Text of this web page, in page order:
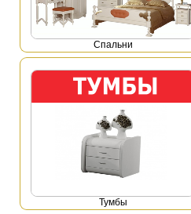
Спальни
Тумбы